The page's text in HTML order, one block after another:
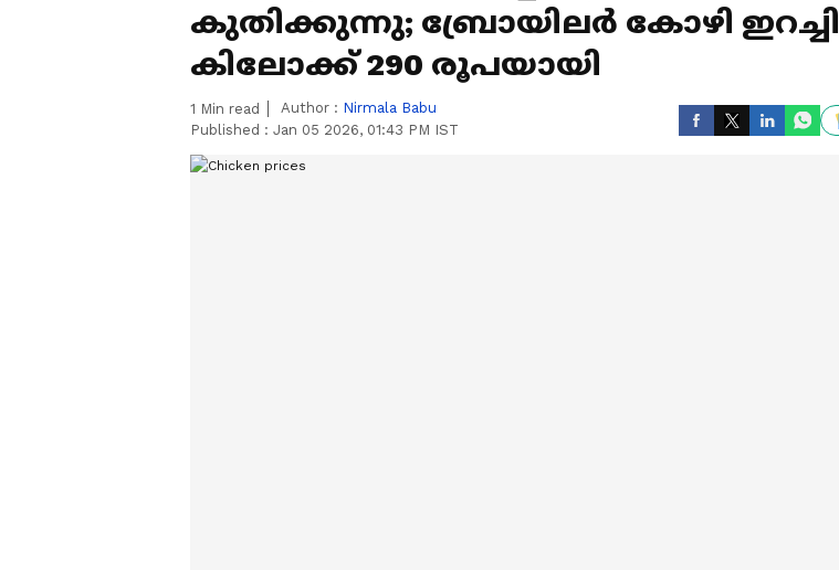
കുതിക്കുന്നു; ബ്രോയിലര്‍ കോഴി ഇറച്ചി
കിലോക്ക് 290 രൂപയായി
1 Min read Author : Nirmala Babu
Published : Jan 05 2026, 01:43 PM IST